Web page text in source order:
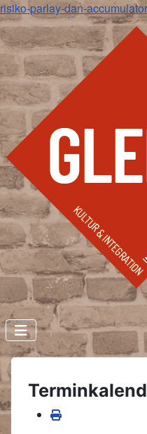
risiko-parlay-dan-